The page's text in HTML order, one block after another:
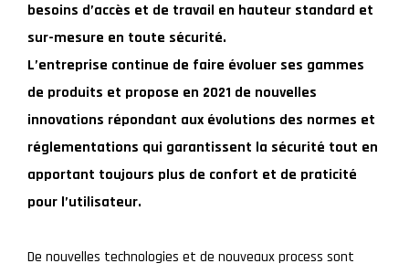
besoins d’accès et de travail en hauteur standard et
sur-mesure en toute sécurité.
L’entreprise continue de faire évoluer ses gammes
de produits et propose en 2021 de nouvelles
innovations répondant aux évolutions des normes et
réglementations qui garantissent la sécurité tout en
apportant toujours plus de confort et de praticité
pour l’utilisateur.
De nouvelles technologies et de nouveaux process sont